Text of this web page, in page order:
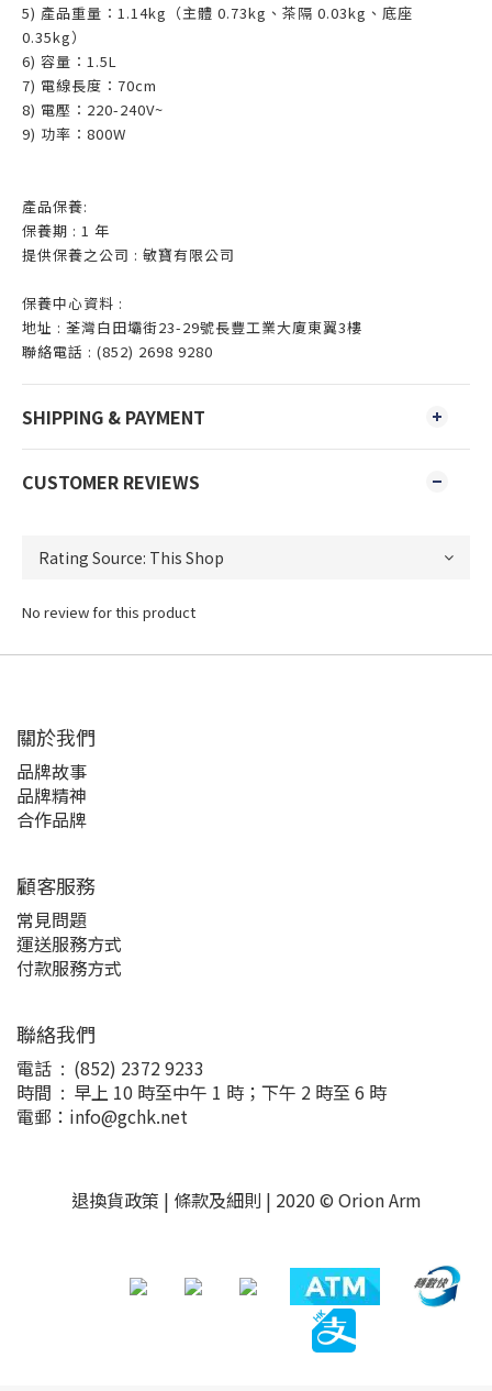
5) 產品重量：1.14kg（主體 0.73kg、茶隔 0.03kg、底座
0.35kg）
6) 容量：1.5L
7) 電線長度：70cm
8) 電壓：220-240V~
9) 功率：800W
產品保養:
保養期 : 1 年
提供保養之公司 : 敏寶有限公司
保養中心資料 :
地址 : 荃灣白田壩街23-29號長豐工業大廈東翼3樓
聯絡電話 : (852) 2698 9280
SHIPPING & PAYMENT
CUSTOMER REVIEWS
No review for this product
關於我們
品牌故事
品牌精神
合作品牌
顧客服務
常見問題
運送服務方式
付款服務方式
聯絡我們
電話 : (852) 2372 9233
時間 : 早上 10 時至中午 1 時；下午 2 時至 6 時
電郵：info@gchk.net
退換貨政策 | 條款及細則 | 2020 © Orion Arm